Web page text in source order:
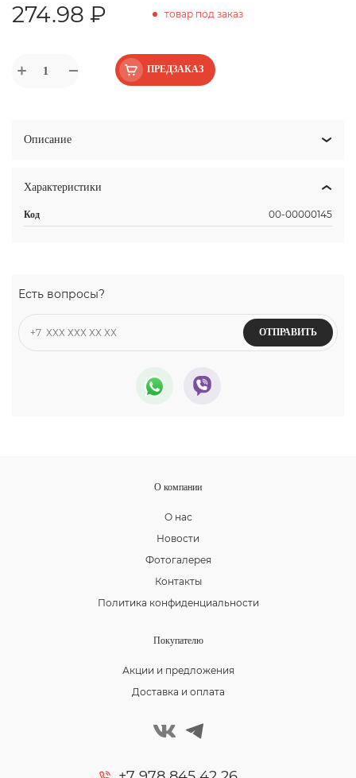
274.98 ₽ товар под заказ
ПРЕДЗАКАЗ
Описание
Характеристики
Код 00-00000145
Есть вопросы?
ОТПРАВИТЬ
О компании
О нас
Новости
Фотогалерея
Контакты
Политика конфиденциальности
Покупателю
Акции и предложения
Доставка и оплата